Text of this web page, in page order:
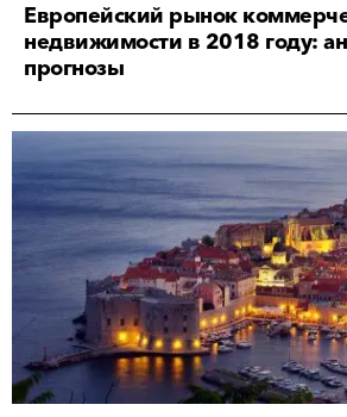
Европейский рынок
недвижимости в 2018 году:
прогнозы